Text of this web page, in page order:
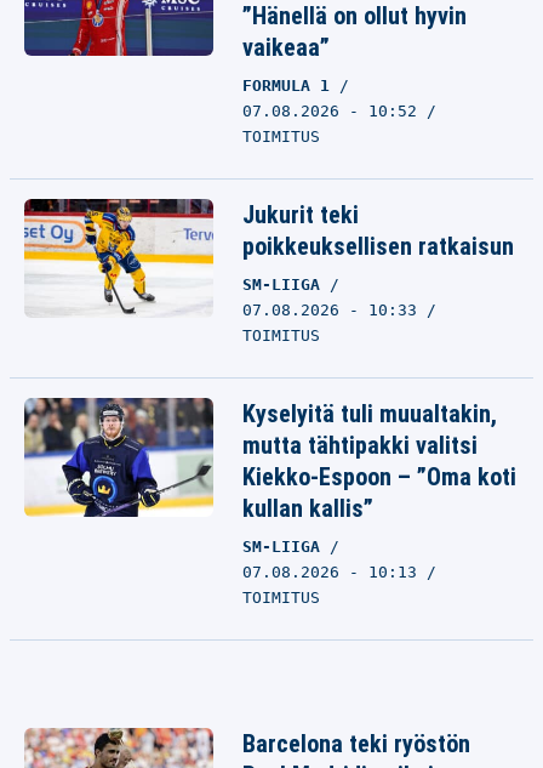
”Hänellä on ollut hyvin
vaikeaa”
FORMULA 1
07.08.2026 - 10:52
TOIMITUS
Jukurit teki
poikkeuksellisen ratkaisun
SM-LIIGA
07.08.2026 - 10:33
TOIMITUS
Kyselyitä tuli muualtakin,
mutta tähtipakki valitsi
Kiekko-Espoon – ”Oma koti
kullan kallis”
SM-LIIGA
07.08.2026 - 10:13
TOIMITUS
Barcelona teki ryöstön